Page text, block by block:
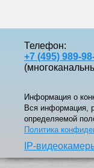
Телефон:
+7 (495) 989-
Информация о
Вся информация,
определяемой
Политика
IP-